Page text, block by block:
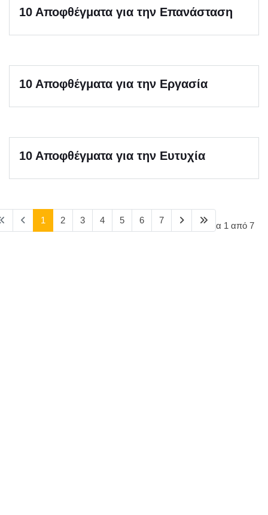
10 Αποφθέγματα για την Επανάσταση
10 Αποφθέγματα για την Εργασία
10 Αποφθέγματα για την Ευτυχία
Σελίδα 1 από 7
1 2 3 4 5 6 7